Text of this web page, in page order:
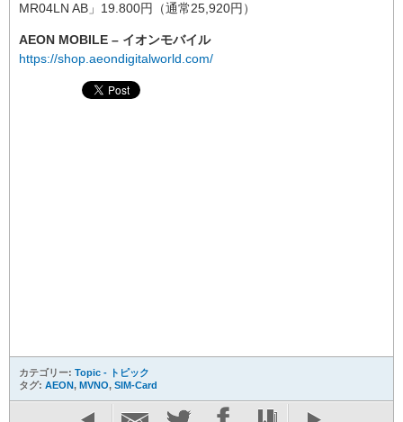
MR04LN AB」19.800円（通常25,920円）
AEON MOBILE – イオンモバイル
https://shop.aeondigitalworld.com/
カテゴリー: Topic - トピック
タグ: AEON, MVNO, SIM-Card